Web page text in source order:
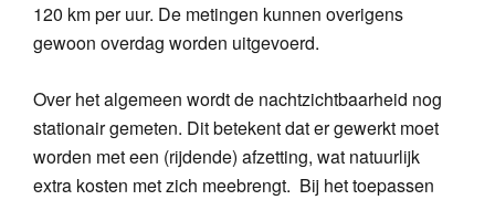
120 km per uur. De metingen kunnen overigens
gewoon overdag worden uitgevoerd.
Over het algemeen wordt de nachtzichtbaarheid nog
stationair gemeten. Dit betekent dat er gewerkt moet
worden met een (rijdende) afzetting, wat natuurlijk
extra kosten met zich meebrengt. Bij het toepassen